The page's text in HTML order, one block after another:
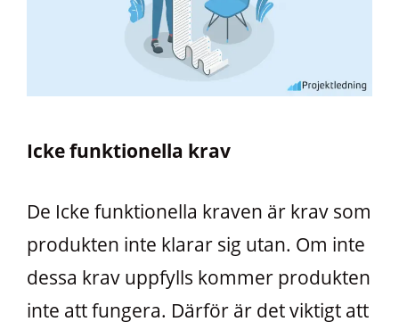
Icke funktionella krav
De Icke funktionella kraven är krav som
produkten inte klarar sig utan. Om inte
dessa krav uppfylls kommer produkten
inte att fungera. Därför är det viktigt att